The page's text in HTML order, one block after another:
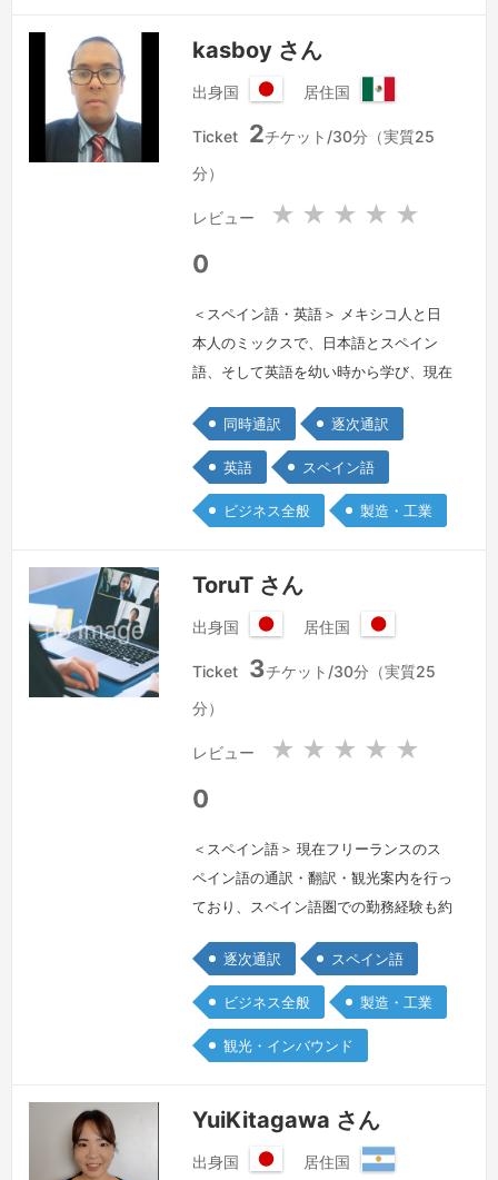
kasboy さん
出身国
本
居住国
キ
合
Ticket 2チケット/30分（実質25
分）
レビュー ★ ★ ★ ★ ★
0
＜スペイン語・英語＞ メキシコ人と日
本人のミックスで、日本語とスペイン
語、そして英語を幼い時から学び、現在
す。 続きを見る »
同時通訳 逐次通訳
英語 スペイン語
ビジネス全般 製造・工業
ToruT さん
出身国
本
居住国
本
Ticket 3チケット/30分（実質25
分）
レビュー ★ ★ ★ ★ ★
0
＜スペイン語＞ 現在フリーランスのス
ペイン語の通訳・翻訳・観光案内を行っ
ており、スペイン語圏での勤務経験も約
製造といった分野が得意分野ですが、他
にも様々な分野での通訳経験があるた
め、たとえ未知の分野であってもどのよ
うに対処すれば良いのか、突発的な出来
のかは熟知していると自ら認識しており
ます。また、通訳としてではなく現地企
業と直…
続きを見る »
逐次通訳 スペイン語
ビジネス全般 製造・工業
観光・インバウンド
YuiKitagawa さん
出身国 居住国